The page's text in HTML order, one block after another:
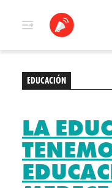
EDUCACIÓN
LA